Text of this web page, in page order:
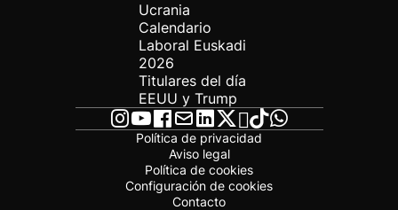
Ucrania
Calendario
Laboral Euskadi
2026
Titulares del día
EEUU y Trump
Política de privacidad
Aviso legal
Política de cookies
Configuración de cookies
Contacto